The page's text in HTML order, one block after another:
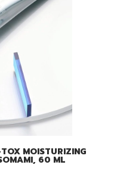
MOISTURIZING
60 ML